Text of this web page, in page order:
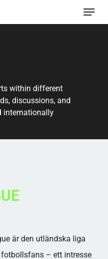
Meny
within different
discussions, and
internationally
är den utländska liga
– ett intresse